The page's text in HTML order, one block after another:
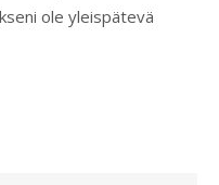
ole yleispätevä